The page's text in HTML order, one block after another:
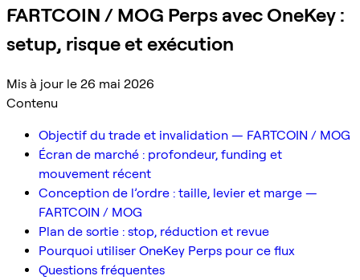
FARTCOIN / MOG Perps avec OneKey :
setup, risque et exécution
Mis à jour le 26 mai 2026
Contenu
Objectif du trade et invalidation — FARTCOIN / MOG
Écran de marché : profondeur, funding et
mouvement récent
Conception de l’ordre : taille, levier et marge —
FARTCOIN / MOG
Plan de sortie : stop, réduction et revue
Pourquoi utiliser OneKey Perps pour ce flux
Questions fréquentes